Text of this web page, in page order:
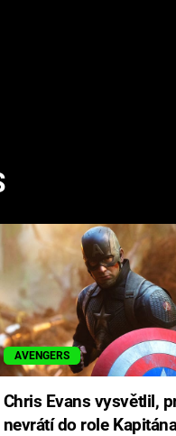
AVENGERS
Chris Evans vysvětlil,
nevrátí do role